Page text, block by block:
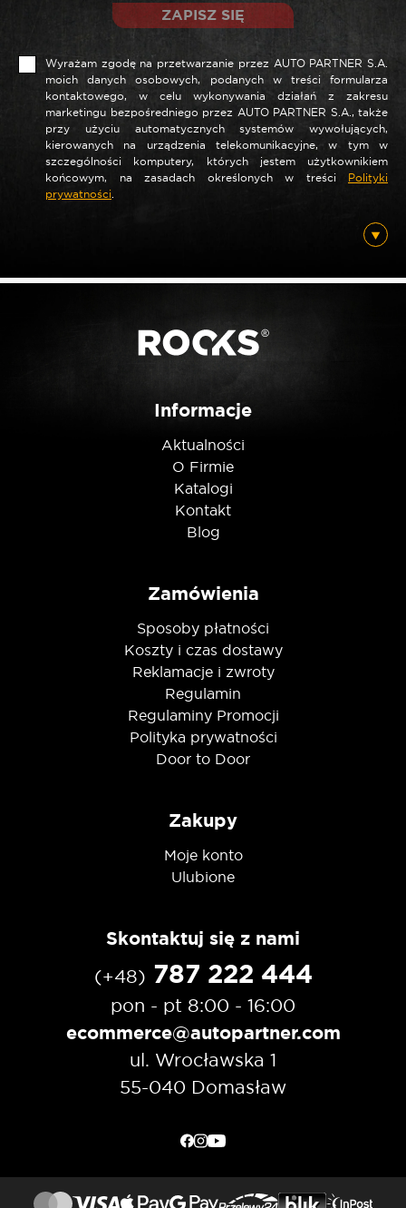
Nazwa *
E-mail*
ZAPISZ SIĘ
Wyrażam zgodę na przetwarzanie przez AUTO PARTNER S.A.
moich danych osobowych, podanych w treści formularza
kontaktowego, w celu wykonywania działań z zakresu
marketingu bezpośredniego przez AUTO PARTNER S.A., także
przy użyciu automatycznych systemów wywołujących,
kierowanych na urządzenia telekomunikacyjne, w tym w
szczególności komputery, których jestem użytkownikiem
końcowym, na zasadach określonych w treści Polityki
prywatności.
Informacje
Aktualności
O Firmie
Katalogi
Kontakt
Blog
Zamówienia
Sposoby płatności
Koszty i czas dostawy
Reklamacje i zwroty
Regulamin
Regulaminy Promocji
Polityka prywatności
Door to Door
Zakupy
Moje konto
Ulubione
Skontaktuj się z nami
(+48) 787 222 444
pon - pt 8:00 - 16:00
ecommerce@autopartner.com
ul. Wrocławska 1
55-040 Domasław